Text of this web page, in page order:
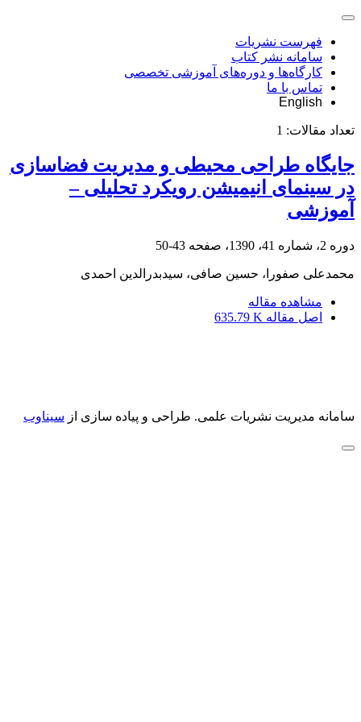
فهرست نشریات
سامانه نشر کتاب
کارگاه‌ها و دوره‌های آموزشی تخصصی
تماس با ما
English
تعداد مقالات: 1
جایگاه طراحی محیطی و مدیریت فضاسازی
در سینمای انیمیشن رویکرد تحلیلی –
آموزشی
دوره 2، شماره 41، 1390، صفحه 43-50
محمدعلی صفورا، حسین صافی، سیدبدرالدین احمدی
مشاهده مقاله
اصل مقاله 635.79 K
سامانه مدیریت نشریات علمی. طراحی و پیاده سازی از سیناوب